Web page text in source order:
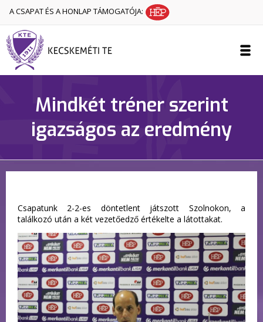
A CSAPAT ÉS A HONLAP TÁMOGATÓJA:
Mindkét tréner szerint
igazságos az eredmény
Csapatunk 2-2-es döntetlent játszott Szolnokon, a
találkozó után a két vezetőedző értékelte a látottakat.